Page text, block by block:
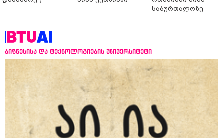
საბურთალოზე
ბიზნესისა და ტექნოლოგიების უნივერსიტეტი